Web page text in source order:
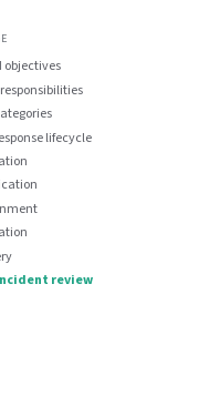
color theme
objectives
lifecycle
review